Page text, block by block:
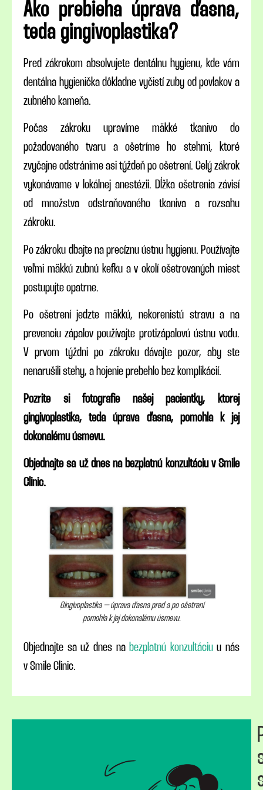
Ako prebieha úprava ďasna,
teda gingivoplastika?
Pred zákrokom absolvujete dentálnu hygienu, kde vám
dentálna hygienička dôkladne vyčistí zuby od povlakov a
zubného kameňa.
Počas zákroku upravíme mäkké tkanivo do
požadovaného tvaru a ošetríme ho stehmi, ktoré
zvyčajne odstránime asi týždeň po ošetrení. Celý zákrok
vykonávame v lokálnej anestézii. Dĺžka ošetrenia závisí
od množstva odstraňovaného tkaniva a rozsahu
zákroku.
Po zákroku dbajte na precíznu ústnu hygienu. Používajte
veľmi mäkkú zubnú kefku a v okolí ošetrovaných miest
postupujte opatrne.
Po ošetrení jedzte mäkkú, nekorenistú stravu a na
prevenciu zápalov používajte protizápalovú ústnu vodu.
V prvom týždni po zákroku dávajte pozor, aby ste
nenarušili stehy, a hojenie prebehlo bez komplikácií.
Pozrite si fotografie našej pacientky, ktorej
gingivoplastika, teda úprava ďasna, pomohla k jej
dokonalému úsmevu.
Objednajte sa už dnes na bezplatnú konzultáciu v Smile
Clinic.
Gingivoplastika – úprava ďasna pred a po ošetrení
pomohla k jej dokonalému úsmevu.
Objednajte sa už dnes na bezplatnú konzultáciuu nás
v Smile Clinic.